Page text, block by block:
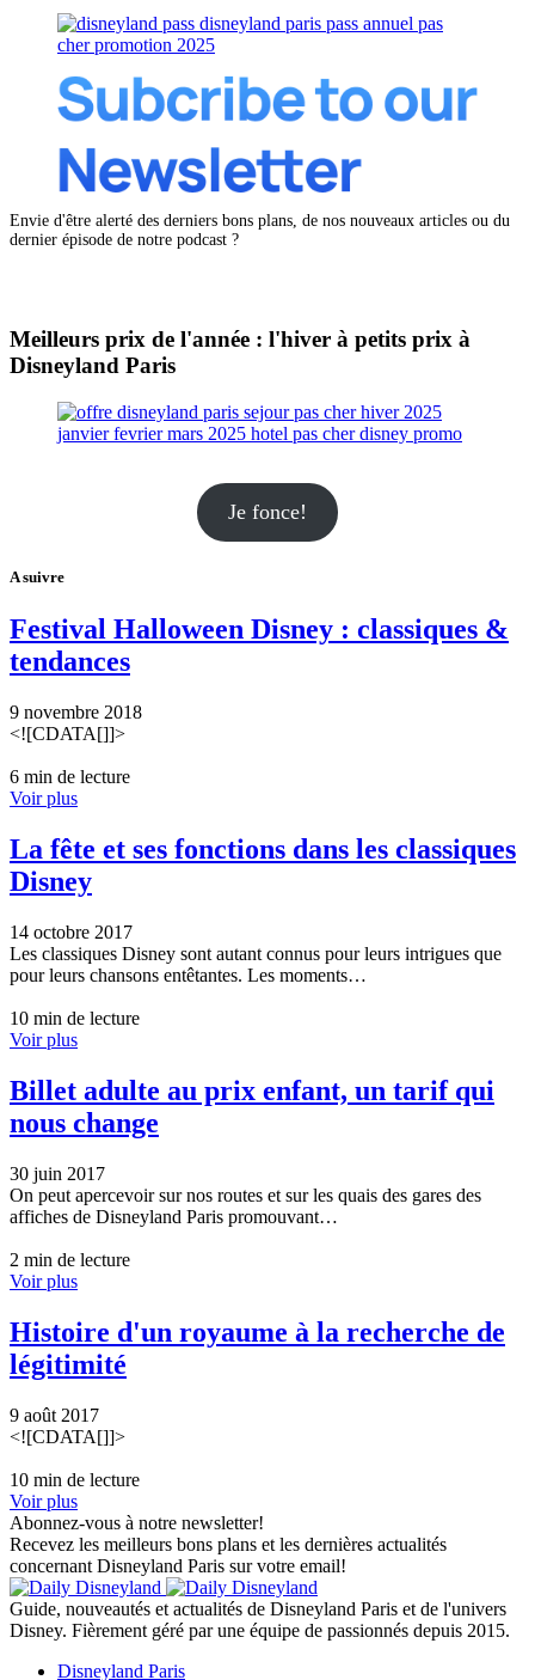
Envie d'être alerté des derniers bons plans, de nos nouveaux articles ou du
dernier épisode de notre podcast ?
Meilleurs prix de l'année : l'hiver à petits prix à
Disneyland Paris
Je fonce!
A suivre
Festival Halloween Disney : classiques &
tendances
9 novembre 2018
<![CDATA[]]>
6 min de lecture
Voir plus
La fête et ses fonctions dans les classiques
Disney
14 octobre 2017
Les classiques Disney sont autant connus pour leurs intrigues que
pour leurs chansons entêtantes. Les moments…
10 min de lecture
Voir plus
Billet adulte au prix enfant, un tarif qui
nous change
30 juin 2017
On peut apercevoir sur nos routes et sur les quais des gares des
affiches de Disneyland Paris promouvant…
2 min de lecture
Voir plus
Histoire d'un royaume à la recherche de
légitimité
9 août 2017
<![CDATA[]]>
10 min de lecture
Voir plus
Abonnez-vous à notre newsletter!
Recevez les meilleurs bons plans et les dernières actualités
concernant Disneyland Paris sur votre email!
Guide, nouveautés et actualités de Disneyland Paris et de l'univers
Disney. Fièrement géré par une équipe de passionnés depuis 2015.
Disneyland Paris